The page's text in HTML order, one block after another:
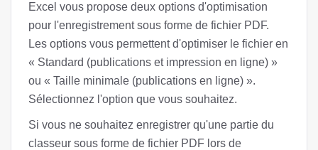
Excel vous propose deux options d'optimisation
pour l'enregistrement sous forme de fichier PDF.
Les options vous permettent d'optimiser le fichier en
« Standard (publications et impression en ligne) »
ou « Taille minimale (publications en ligne) ».
Sélectionnez l'option que vous souhaitez.
Si vous ne souhaitez enregistrer qu'une partie du
classeur sous forme de fichier PDF lors de